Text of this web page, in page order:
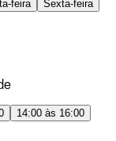
feira
Sexta-feira
14:00 às 16:00